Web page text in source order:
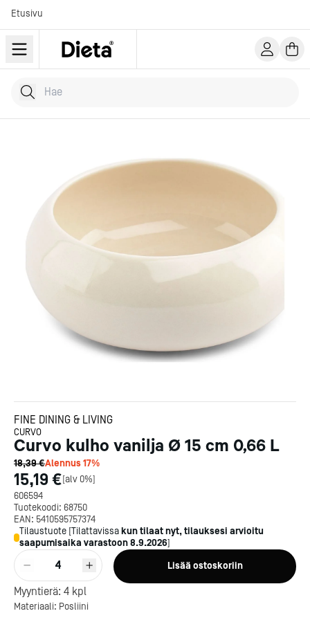
Etusivu
Hae tuotteita
Kirjoita hakusana...
FINE DINING & LIVING
CURVO
Curvo kulho vanilja Ø 15 cm 0,66 L
18,39 €Alennus17%
15,19 €[alv 0%]
606594
Tuotekoodi: 68750
EAN: 5410595757374
Tilaustuote [Tilattavissa kun tilaat nyt, tilauksesi arvioitu
saapumisaika varastoon8.9.2026]
4 Lisää ostoskoriin
Myyntierä: 4 kpl
Materiaali: Posliini
Kotipizza on vuonna 1987
perustettu yritys, jolla on yli
300 ravintolaa eri puolella
Suomea. Dieta on tehnyt